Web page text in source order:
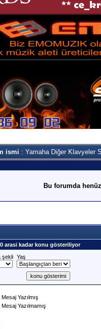
ismi : Yamaha Diğer Klavyeler
Bu forumda
arasi kadar konu gösteriliyor
şekli Yaş
Yazılmış
Yazılmamış